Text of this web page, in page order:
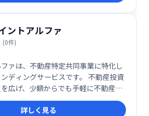
ントアルファ
(0件)
ァは、不動産特定共同事業に特化し
ディングサービスです。 不動産投資
広げ、少額からでも手軽に不動産投
す。 専門家によるサポート体制も万全
投資を実現します。
詳しく見る